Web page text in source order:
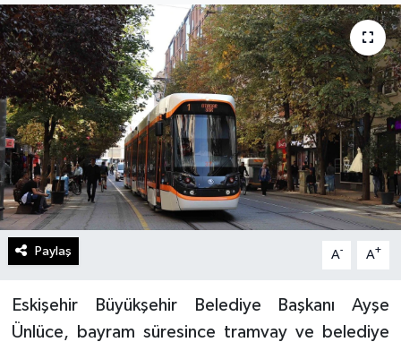
Paylaş A- A+
Eskişehir Büyükşehir Belediye Başkanı Ayşe
Ünlüce, bayram süresince tramvay ve belediye
Kültür Sanat
Magazin
Politika
Sağlık
Spor